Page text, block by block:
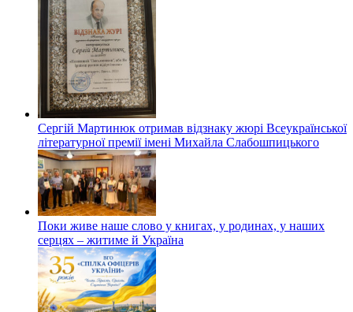
Сергій Мартинюк отримав відзнаку жюрі Всеукраїнської
літературної премії імені Михайла Слабошпицького
Поки живе наше слово у книгах, у родинах, у наших
серцях – житиме й Україна